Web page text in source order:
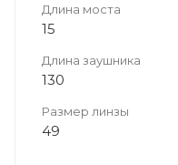
Длина моста
15
Длина заушника
130
Размер линзы
49